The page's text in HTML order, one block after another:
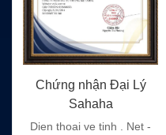
Chứng nhận CE quốc tế
Dien thoai ve tinh . Net đạt
tiêu chuẩn chất lượng quốc